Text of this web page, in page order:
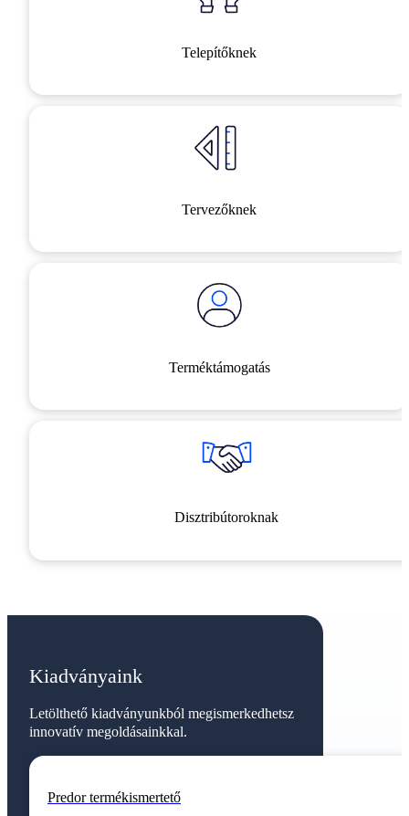
Telepítőknek
Tervezőknek
Terméktámogatás
Disztribútoroknak
Kiadványaink
Letölthető kiadványunkból megismerkedhetsz
innovatív megoldásainkkal.
Predor termékismertető